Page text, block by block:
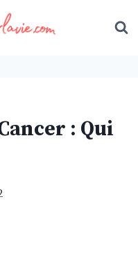
: Qui